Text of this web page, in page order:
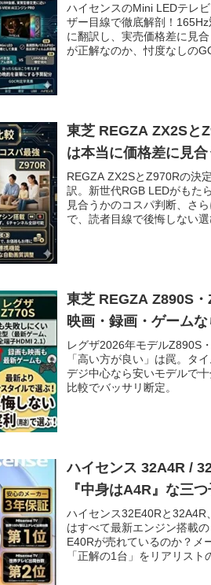
ハイセンスのMini LEDテレ
ザー目線で徹底解剖！
に翻訳し、実売価格差に見
が正解なのか、忖度なしの
東芝 REGZA ZX2Sと
は本当に価格差に見
REGZA ZX2SとZ970Rの決
訳。新世代RGB LEDがもた
見合うかのコスパ判断、さ
で、読者目線で後悔しない
東芝 REGZA Z890S・
映画・録画・ゲーム
レグザ2026年モデルZ890S
「高い方が良い」は罠。タ
デジ中心なら安いモデルで
比較でバッサリ断定。
ハイセンス 32A4R /
『中身はA4R』な三
ハイセンス32E40Rと
はすべて最新エンジン搭載
E40Rが売れているのか？メ
「正解の1台」をリアリスト